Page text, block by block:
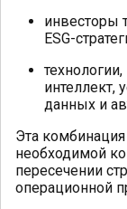
инвесторы
ESG-
интеллект,
данных и
Эта
необходимой
пересечении
операционной